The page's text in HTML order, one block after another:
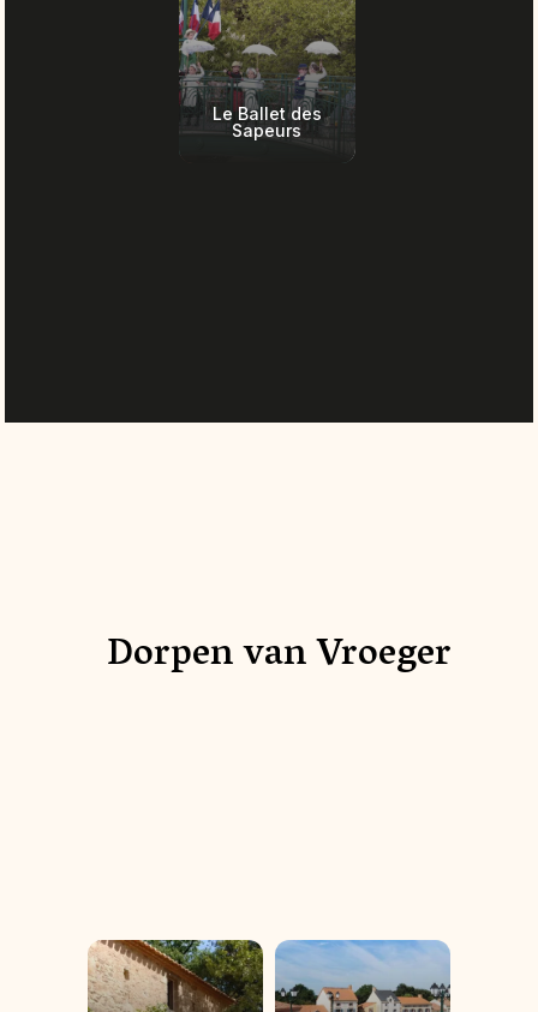
Le Ballet des
Sapeurs
Dorpen van Vroeger